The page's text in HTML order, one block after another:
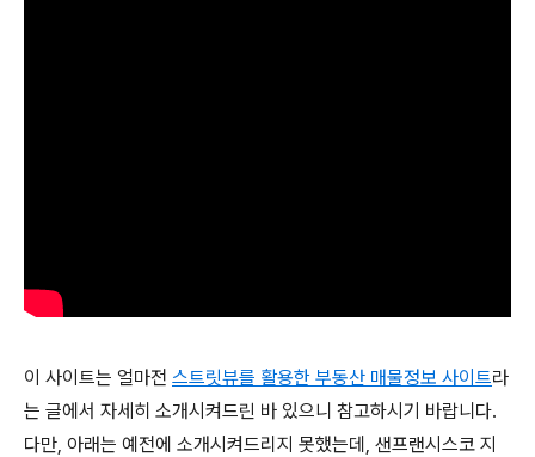
이 사이트는 얼마전 스트릿뷰를 활용한 부동산 매물정보 사이트라
는 글에서 자세히 소개시켜드린 바 있으니 참고하시기 바랍니다.
다만, 아래는 예전에 소개시켜드리지 못했는데, 샌프랜시스코 지